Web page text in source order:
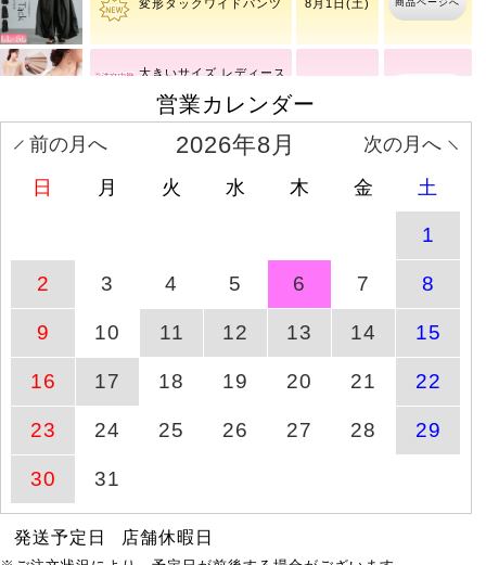
大きいサイズ レディース
透け
商品ページへ
ドットフレアスリーブプ
タックポケットコクーン
前後
8月6日(木)
商品ページへ
8月1日(土)
営業カレンダー
前の月へ 次の月へ
2026年8月
日 月 火 水 木 金 土
1
2 3 4 5 6 7 8
9 10 11 12 13 14 15
16 17 18 19 20 21 22
23 24 25 26 27 28 29
30 31
発送予定日 店舗休暇日